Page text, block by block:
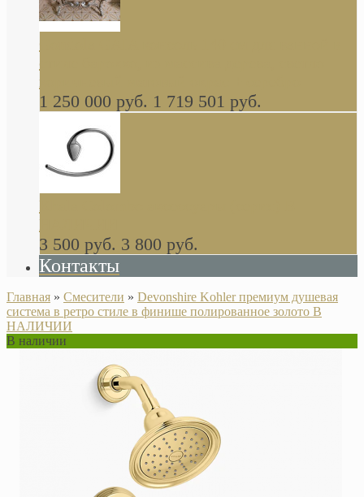
стиле барокко, из массива дерева, светло
коричневый матовый окрас + серебро
1 250 000 руб. 1 719 501 руб.
Khala Colombo аксессуары (серия) В
НАЛИЧИИ
3 500 руб. 3 800 руб.
Контакты
Главная » Смесители » Devonshire Kohler премиум душевая
система в ретро стиле в финише полированное золото В
НАЛИЧИИ
В наличии